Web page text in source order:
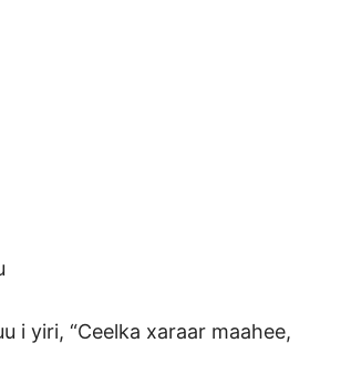
i yiri, “Ceelka xaraar maahee,